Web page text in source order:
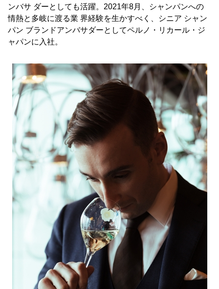
ンバサ ダーとしても活躍。2021年8月、シャンパンへの
情熱と多岐に渡る業 界経験を生かすべく、シニア シャン
パン ブランドアンバサダーとしてペルノ・リカール・ジ
ャパンに入社。